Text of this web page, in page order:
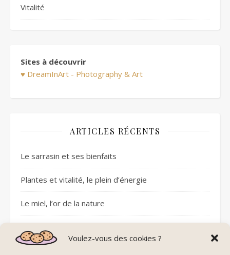
Voulez-vous des cookies ?
Vitalité
Sites à découvrir
♥ DreamInArt - Photography & Art
ARTICLES RÉCENTS
Le sarrasin et ses bienfaits
Plantes et vitalité, le plein d’énergie
Le miel, l’or de la nature